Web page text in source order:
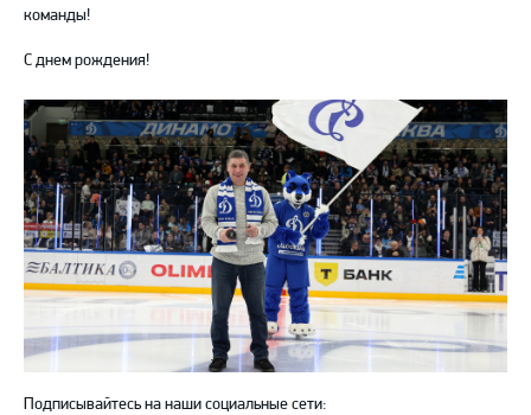
команды!
С днем рождения!
Подписывайтесь на наши социальные сети: